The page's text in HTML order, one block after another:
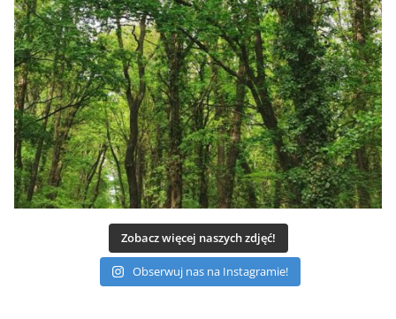
Zobacz więcej naszych zdjęć!
Obserwuj nas na Instagramie!